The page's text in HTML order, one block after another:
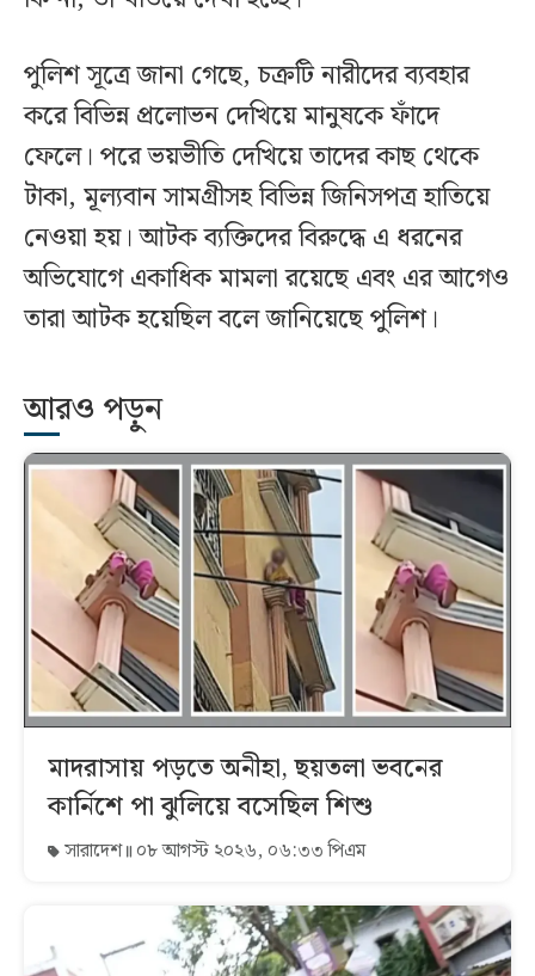
পুলিশ সূত্রে জানা গেছে, চক্রটি নারীদের ব্যবহার
করে বিভিন্ন প্রলোভন দেখিয়ে মানুষকে ফাঁদে
ফেলে। পরে ভয়ভীতি দেখিয়ে তাদের কাছ থেকে
টাকা, মূল্যবান সামগ্রীসহ বিভিন্ন জিনিসপত্র হাতিয়ে
নেওয়া হয়। আটক ব্যক্তিদের বিরুদ্ধে এ ধরনের
অভিযোগে একাধিক মামলা রয়েছে এবং এর আগেও
তারা আটক হয়েছিল বলে জানিয়েছে পুলিশ।
আরও পড়ুন
মাদরাসায় পড়তে অনীহা, ছয়তলা ভবনের
কার্নিশে পা ঝুলিয়ে বসেছিল শিশু
সারাদেশ ০৮ আগস্ট ২০২৬, ০৬:৩৩ পিএম